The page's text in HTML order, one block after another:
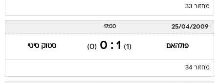
מחזור 33
25/04/2009
17:00
פולהאם (1)
1 : 0
(0) סטוק סיטי
מחזור 34